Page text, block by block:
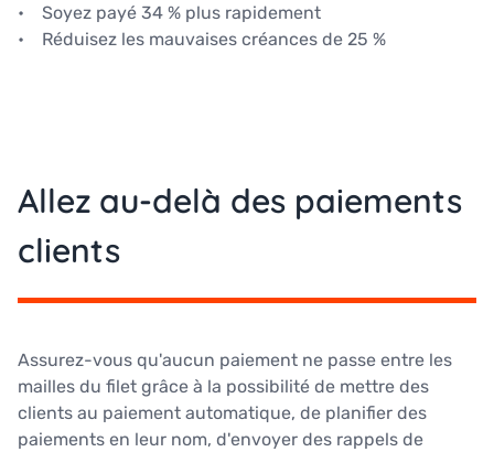
• Soyez payé 34 % plus rapidement
• Réduisez les mauvaises créances de 25 %
Allez au-delà des paiements
clients
Assurez-vous qu'aucun paiement ne passe entre les
mailles du filet grâce à la possibilité de mettre des
clients au paiement automatique, de planifier des
paiements en leur nom, d'envoyer des rappels de